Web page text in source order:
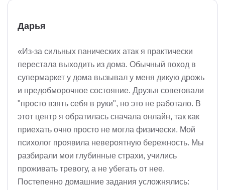
Дарья
«Из-за сильных панических атак я практически
перестала выходить из дома. Обычный поход в
супермаркет у дома вызывал у меня дикую дрожь
и предобморочное состояние. Друзья советовали
"просто взять себя в руки", но это не работало. В
этот центр я обратилась сначала онлайн, так как
приехать очно просто не могла физически. Мой
психолог проявила невероятную бережность. Мы
разбирали мои глубинные страхи, учились
проживать тревогу, а не убегать от нее.
Постепенно домашние задания усложнялись: